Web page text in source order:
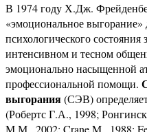
В 1974 году Х.Дж.
«эмоциональное выгорание»
психологического
интенсивном и тесном
эмоционально насыщенной
профессиональной помощи.
выгорания(СЭВ)
(Робертс Г.А., 1998;
М.М., 2002; Crane M., 1988;